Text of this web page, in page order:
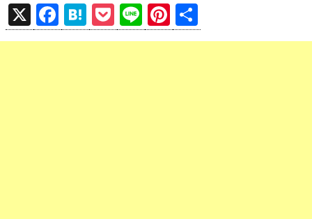
X
F
a
H
at
P
o
Li
n
Pi
nt 有